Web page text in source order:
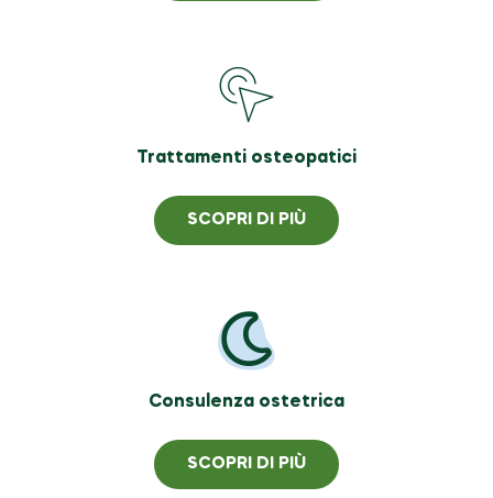
Trattamenti osteopatici
SCOPRI DI PIÙ
Consulenza ostetrica
SCOPRI DI PIÙ